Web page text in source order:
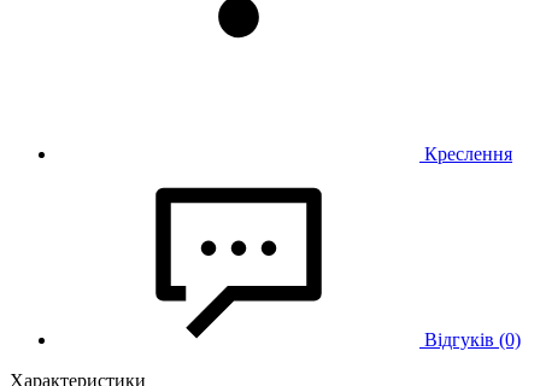
Креслення
Відгуків (0)
Характеристики